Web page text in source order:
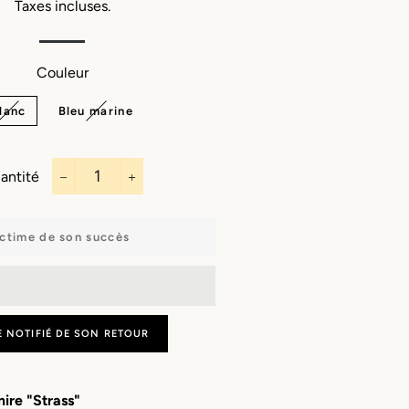
Sautoirs
Boucles
d'oreilles
Charms & bijoux
à personnaliser
Porte-monnaie
Écharpes
Masques
Manchettes
Taxes incluses.
Couleur
Bleu marine
−
+
de son succès
NOTIFIÉ DE SON RETOUR
"Strass"